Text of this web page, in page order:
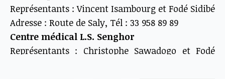
Représentants : Vincent Isambourg et Fodé Sidibé
Adresse : Route de Saly, Tél : 33 958 89 89
Centre médical L.S. Senghor
Représentants : Christophe Sawadogo et Fodé